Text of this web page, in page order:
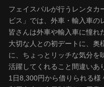
フェイスパルが行うレンタカ
ビス」では、外車・輸入車の
皆さんは外車や輸入車に憧れ
大切な人との初デートに、奥
に、ちょっとリッチな気分を
活躍してくれること間違いあ
1日8,300円から借りられる様